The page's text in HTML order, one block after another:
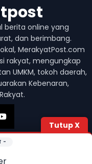
Tutup X
-
berita online yang
dan berimbang.
MerakyatPost.com
rakyat, mengungkap
UMKM, tokoh daerah,
Kebenaran,
Didesain dengan